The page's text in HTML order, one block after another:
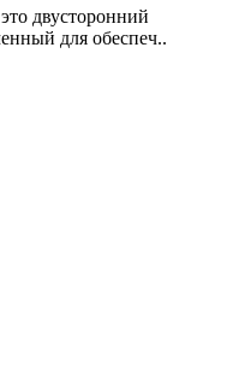
двусторонний
для обеспеч..